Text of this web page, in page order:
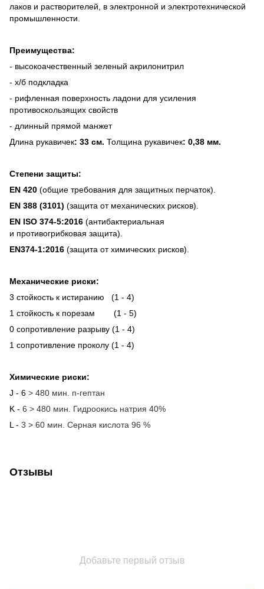
лаков и растворителей, в электронной и электротехнической
промышленности.
Преимущества:
- высокоачественный зеленый акрилонитрил
- х/б подкладка
- рифленная поверхность ладони для усиления
противоскользящих свойств
- длинный прямой манжет
Длина рукавичек: 33 см. Толщина рукавичек: 0,38 мм.
Степени защиты:
EN 420 (общие требования для защитных перчаток).
EN 388 (3101) (защита от механических рисков).
EN ISO 374-5:2016 (антибактериальная
и противогрибковая защита).
EN374-1:2016 (защита от химических рисков).
Механические риски:
3 стойкость к истиранию (1 - 4)
1 стойкость к порезам (1 - 5)
0 сопротивление разрыву (1 - 4)
1 сопротивление проколу (1 - 4)
Химические риски:
J - 6 > 480 мин. п-гептан
K - 6 > 480 мин. Гидроокись натрия 40%
L - 3 > 60 мин. Серная кислота 96 %
Отзывы
Добавьте первый отзыв